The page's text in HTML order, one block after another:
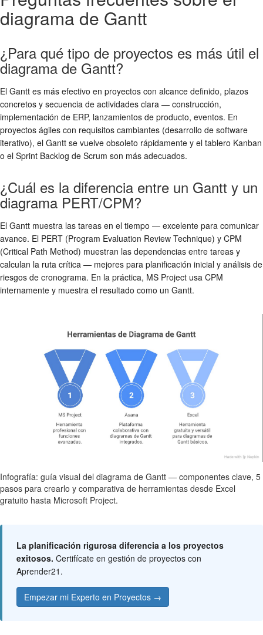
diagrama de Gantt
¿Para qué tipo de proyectos es más útil el
diagrama de Gantt?
El Gantt es más efectivo en proyectos con alcance definido, plazos
concretos y secuencia de actividades clara — construcción,
implementación de ERP, lanzamientos de producto, eventos. En
proyectos ágiles con requisitos cambiantes (desarrollo de software
iterativo), el Gantt se vuelve obsoleto rápidamente y el tablero Kanban
o el Sprint Backlog de Scrum son más adecuados.
¿Cuál es la diferencia entre un Gantt y un
diagrama PERT/CPM?
El Gantt muestra las tareas en el tiempo — excelente para comunicar
avance. El PERT (Program Evaluation Review Technique) y CPM
(Critical Path Method) muestran las dependencias entre tareas y
calculan la ruta crítica — mejores para planificación inicial y análisis de
riesgos de cronograma. En la práctica, MS Project usa CPM
internamente y muestra el resultado como un Gantt.
Infografía: guía visual del diagrama de Gantt — componentes clave, 5
pasos para crearlo y comparativa de herramientas desde Excel
gratuito hasta Microsoft Project.
La planificación rigurosa diferencia a los proyectos
exitosos. Certifícate en gestión de proyectos con
Aprender21.
Empezar mi Experto en Proyectos →